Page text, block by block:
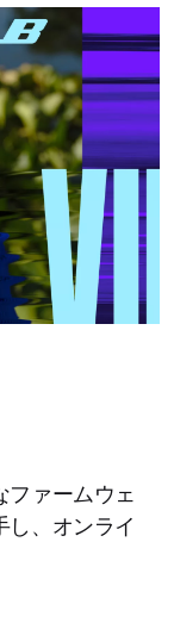
ファームウェ
し、オンライ